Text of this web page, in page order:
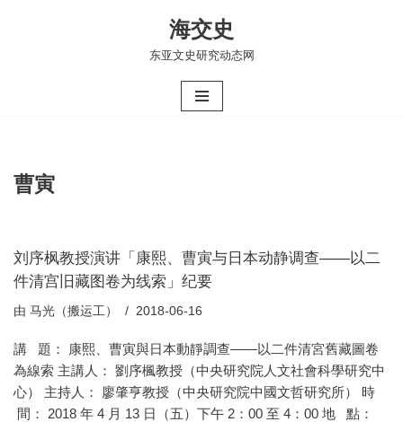
海交史
东亚文史研究动态网
曹寅
刘序枫教授演讲「康熙、曹寅与日本动静调查——以二
件清宫旧藏图卷为线索」纪要
由 马光（搬运工） 2018-06-16
講 題： 康熙、曹寅與日本動靜調查——以二件清宮舊藏圖卷
為線索 主講人： 劉序楓教授（中央研究院人文社會科學研究中
心） 主持人： 廖肇亨教授（中央研究院中國文哲研究所） 時
間： 2018 年 4 月 13 日（五）下午 2：00 至 4：00 地 點：